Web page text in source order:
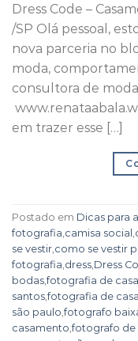
Dress Code –
/SP Olá pessoal,
nova parceria no
moda,
consultora de
em trazer esse […]
Postado em Dicas para
fotografia camisa social
se vestir como se vestir
fotografia dress Dress
bodas,fotografia de
santos,fotografia de
são paulo ,fotografo
casamento ,fotografo de